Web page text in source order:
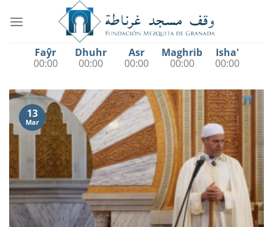
Faŷr
00:00
Dhuhr
00:00
Asr
00:00
Maghrib
00:00
Isha'
00:00
13
Mar